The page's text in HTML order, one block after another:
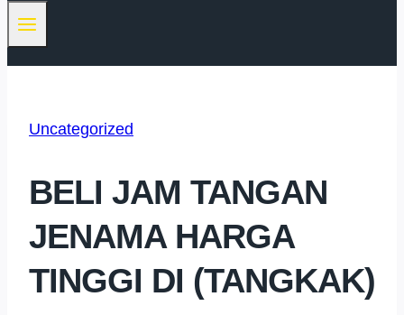
Uncategorized
BELI JAM TANGAN
JENAMA HARGA
TINGGI DI (TANGKAK)